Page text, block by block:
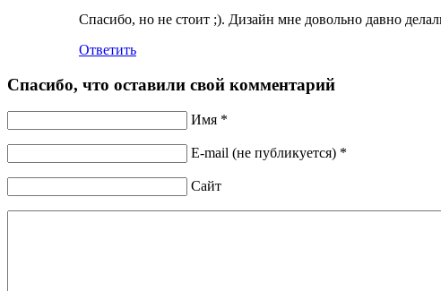
Спасибо, но не стоит ;). Дизайн мне довольно давно
Ответить
Спасибо, что оставили свой комментарий
Имя *
E-mail (не публикуется) *
Сайт